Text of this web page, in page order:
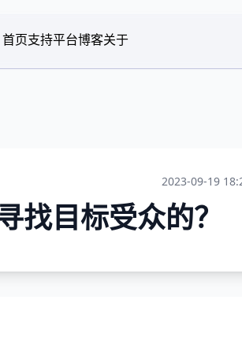
首页支持平台博客关于
2023-09-19
目标受众的？